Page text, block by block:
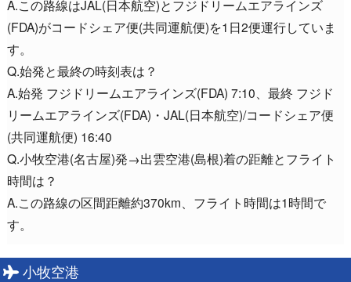
A.この路線はJAL(日本航空)とフジドリームエアラインズ
(FDA)がコードシェア便(共同運航便)を1日2便運行していま
す。
Q.始発と最終の時刻表は？
A.始発 フジドリームエアラインズ(FDA) 7:10、最終 フジド
リームエアラインズ(FDA)・JAL(日本航空)/コードシェア便
(共同運航便) 16:40
Q.小牧空港(名古屋)発→出雲空港(島根)着の距離とフライト
時間は？
A.この路線の区間距離約370km、フライト時間は1時間で
す。
小牧空港